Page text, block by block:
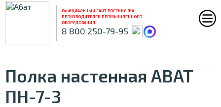
ОФИЦИАЛЬНЫЙ САЙТ РОССИЙСКИХ
ПРОИЗВОДИТЕЛЕЙ ПРОМЫШЛЕННОГО
ОБОРУДОВАНИЯ
8 800 250-79-95
Полка настенная ABAT
ПН-7-3